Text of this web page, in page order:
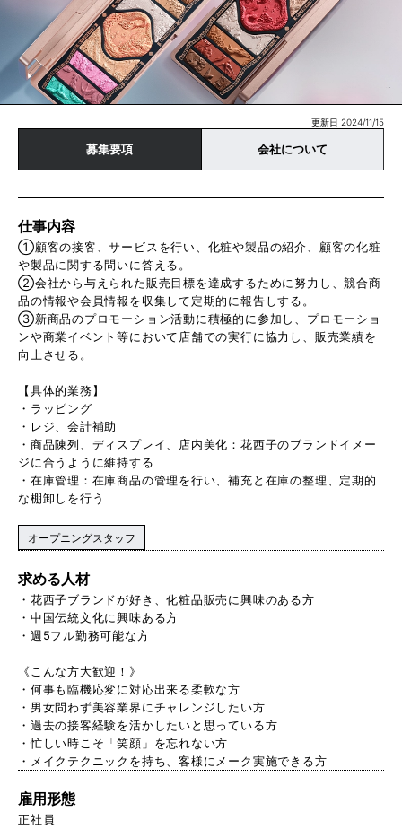
更新日 2024/11/15
募集要項 会社について
仕事内容
①顧客の接客、サービスを行い、化粧や製品の紹介、顧客の化粧
や製品に関する問いに答える。
②会社から与えられた販売目標を達成するために努力し、競合商
品の情報や会員情報を収集して定期的に報告しする。
③新商品のプロモーション活動に積極的に参加し、プロモーショ
ンや商業イベント等において店舗での実行に協力し、販売業績を
向上させる。
【具体的業務】
・ラッピング
・レジ、会計補助
・商品陳列、ディスプレイ、店内美化：花西子のブランドイメー
ジに合うように維持する
・在庫管理：在庫商品の管理を行い、補充と在庫の整理、定期的
な棚卸しを行う
オープニングスタッフ
求める人材
・花西子ブランドが好き、化粧品販売に興味のある方
・中国伝統文化に興味ある方
・週5フル勤務可能な方
《こんな方大歓迎！》
・何事も臨機応変に対応出来る柔軟な方
・男女問わず美容業界にチャレンジしたい方
・過去の接客経験を活かしたいと思っている方
・忙しい時こそ「笑顔」を忘れない方
・メイクテクニックを持ち、客様にメーク実施できる方
雇用形態
正社員